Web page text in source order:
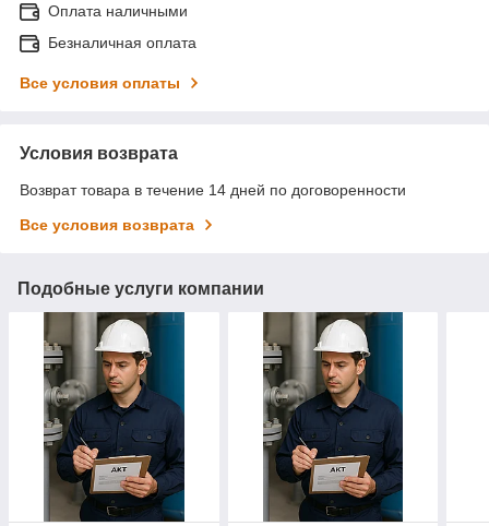
Оплата наличными
Безналичная оплата
Все условия оплаты
Условия возврата
Возврат товара в течение 14 дней по договоренности
Все условия возврата
Подобные услуги компании